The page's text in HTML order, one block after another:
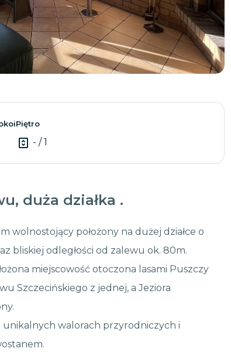
Piętro
- / 1
duża działka .
wolnostojący położony na dużej działce o
bliskiej odległości od zalewu ok. 80m.
miejscowość otoczona lasami Puszczy
Szczecińskiego z jednej, a Jeziora
unikalnych walorach przyrodniczych i